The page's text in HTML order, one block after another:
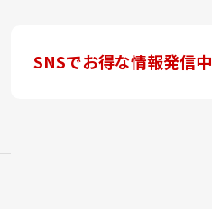
SNSでお得な情報発信中